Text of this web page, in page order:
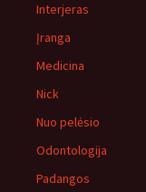
Interjeras
Įranga
Medicina
Nick
Nuo pelėsio
Odontologija
Padangos